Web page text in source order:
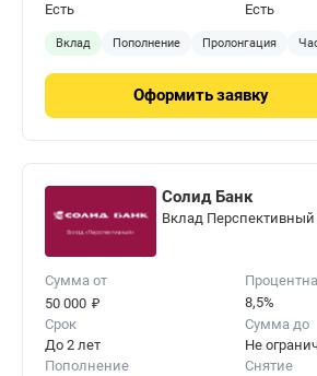
Есть
Есть
Вклад Пополнение Пролонгация
Оформитьзаявку
Солид Банк
Вклад
Сумма от
50 000 ₽
8,5%
Срок
До 2 лет
Сумма до
Не
Пополнение
Снятие